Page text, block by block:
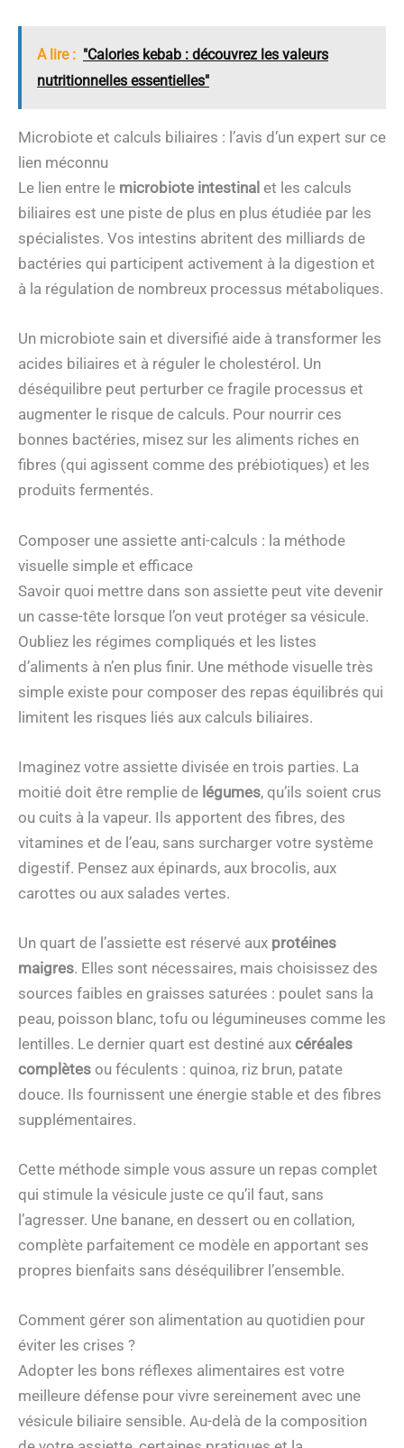
A lire : "Calories kebab : découvrez les valeurs
nutritionnelles essentielles"
Microbiote et calculs biliaires : l’avis d’un expert sur ce
lien méconnu
Le lien entre le microbiote intestinal et les calculs
biliaires est une piste de plus en plus étudiée par les
spécialistes. Vos intestins abritent des milliards de
bactéries qui participent activement à la digestion et
à la régulation de nombreux processus métaboliques.
Un microbiote sain et diversifié aide à transformer les
acides biliaires et à réguler le cholestérol. Un
déséquilibre peut perturber ce fragile processus et
augmenter le risque de calculs. Pour nourrir ces
bonnes bactéries, misez sur les aliments riches en
fibres (qui agissent comme des prébiotiques) et les
produits fermentés.
Composer une assiette anti-calculs : la méthode
visuelle simple et efficace
Savoir quoi mettre dans son assiette peut vite devenir
un casse-tête lorsque l’on veut protéger sa vésicule.
Oubliez les régimes compliqués et les listes
d’aliments à n’en plus finir. Une méthode visuelle très
simple existe pour composer des repas équilibrés qui
limitent les risques liés aux calculs biliaires.
Imaginez votre assiette divisée en trois parties. La
moitié doit être remplie de légumes, qu’ils soient crus
ou cuits à la vapeur. Ils apportent des fibres, des
vitamines et de l’eau, sans surcharger votre système
digestif. Pensez aux épinards, aux brocolis, aux
carottes ou aux salades vertes.
Un quart de l’assiette est réservé aux protéines
maigres. Elles sont nécessaires, mais choisissez des
sources faibles en graisses saturées : poulet sans la
peau, poisson blanc, tofu ou légumineuses comme les
lentilles. Le dernier quart est destiné aux céréales
complètes ou féculents : quinoa, riz brun, patate
douce. Ils fournissent une énergie stable et des fibres
supplémentaires.
Cette méthode simple vous assure un repas complet
qui stimule la vésicule juste ce qu’il faut, sans
l’agresser. Une banane, en dessert ou en collation,
complète parfaitement ce modèle en apportant ses
propres bienfaits sans déséquilibrer l’ensemble.
Comment gérer son alimentation au quotidien pour
éviter les crises ?
Adopter les bons réflexes alimentaires est votre
meilleure défense pour vivre sereinement avec une
vésicule biliaire sensible. Au-delà de la composition